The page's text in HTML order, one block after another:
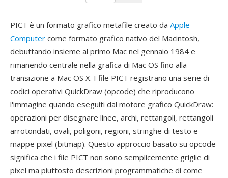
PICT è un formato grafico metafile creato da Apple
Computer come formato grafico nativo del Macintosh,
debuttando insieme al primo Mac nel gennaio 1984 e
rimanendo centrale nella grafica di Mac OS fino alla
transizione a Mac OS X. I file PICT registrano una serie di
codici operativi QuickDraw (opcode) che riproducono
l'immagine quando eseguiti dal motore grafico QuickDraw:
operazioni per disegnare linee, archi, rettangoli, rettangoli
arrotondati, ovali, poligoni, regioni, stringhe di testo e
mappe pixel (bitmap). Questo approccio basato su opcode
significa che i file PICT non sono semplicemente griglie di
pixel ma piuttosto descrizioni programmatiche di come